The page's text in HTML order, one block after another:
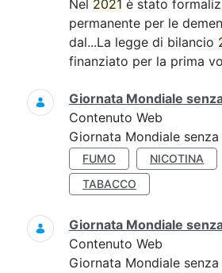
Nel 2021 è stato
permanente per le
dal...La legge di bilancio
finanziato per la prima
Giornata Mondiale
Contenuto Web
Giornata Mondiale
FUMO NICOTINA
TABACCO
Giornata Mondiale
Contenuto Web
Giornata Mondiale